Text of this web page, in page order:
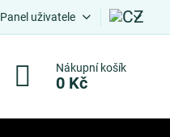
Panel uživatele
Nákupní košík
0 Kč